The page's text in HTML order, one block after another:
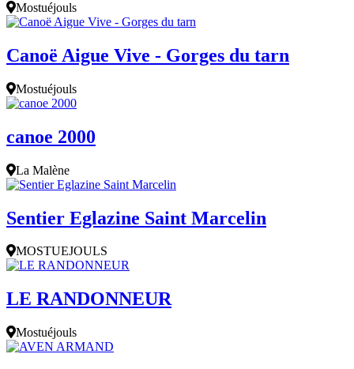
Mostuéjouls
Canoë Aigue Vive - Gorges du tarn
Mostuéjouls
canoe 2000
La Malène
Sentier Eglazine Saint Marcelin
MOSTUEJOULS
LE RANDONNEUR
Mostuéjouls